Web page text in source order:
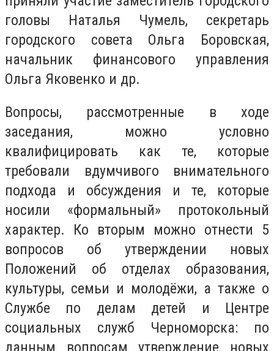
головы Наталья Чумель, секретарь
городского совета Ольга Боровская,
начальник финансового управления
Ольга Яковенко и др.
Вопросы, рассмотренные в ходе
заседания, можно условно
квалифицировать как те, которые
требовали вдумчивого внимательного
подхода и обсуждения и те, которые
носили «формальный» протокольный
характер. Ко вторым можно отнести 5
вопросов об утверждении новых
Положений об отделах образования,
культуры, семьи и молодёжи, а также о
Службе по делам детей и Центре
социальных служб Черноморска: по
данным вопросам утверждение новых